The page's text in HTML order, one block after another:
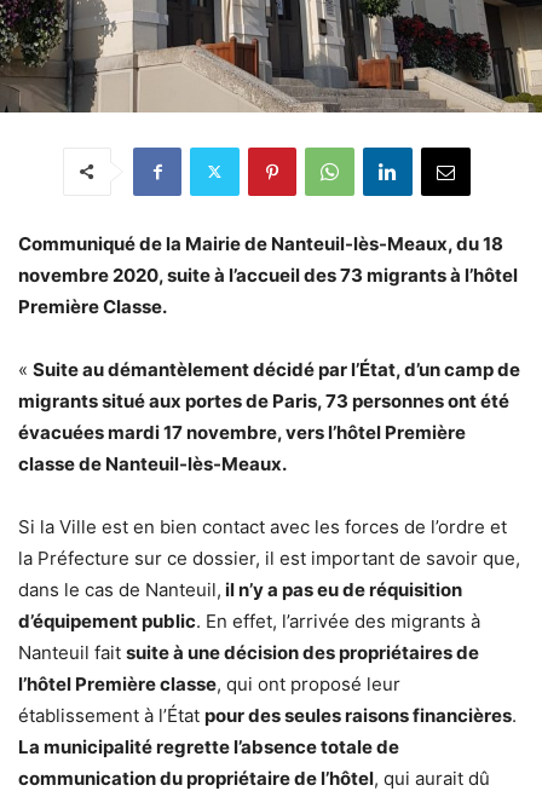
Communiqué de la Mairie de Nanteuil-lès-Meaux, du 18
novembre 2020, suite à l’accueil des 73 migrants à l’hôtel
Première Classe.
« Suite au démantèlement décidé par l’État, d’un camp de
migrants situé aux portes de Paris, 73 personnes ont été
évacuées mardi 17 novembre, vers l’hôtel Première
classe de Nanteuil-lès-Meaux.
Si la Ville est en bien contact avec les forces de l’ordre et
la Préfecture sur ce dossier, il est important de savoir que,
dans le cas de Nanteuil, il n’y a pas eu de réquisition
d’équipement public. En effet, l’arrivée des migrants à
Nanteuil fait suite à une décision des propriétaires de
l’hôtel Première classe, qui ont proposé leur
établissement à l’État pour des seules raisons financières.
La municipalité regrette l’absence totale de
communication du propriétaire de l’hôtel, qui aurait dû